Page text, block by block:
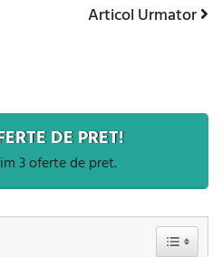
Articol
Articol Urmator
DE PRET!
3 oferte de pret.
Toggle